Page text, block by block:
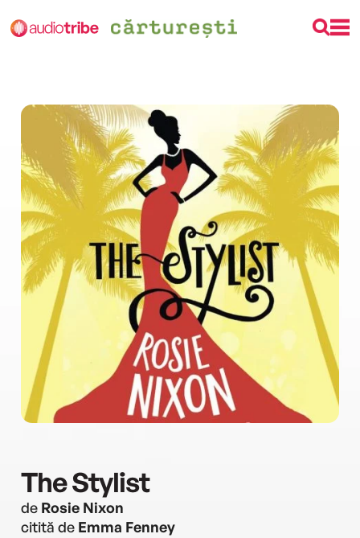
The Stylist
de Rosie Nixon
citită de Emma Fenney